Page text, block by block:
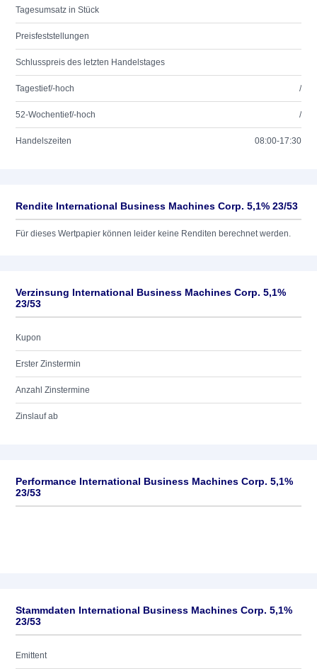
Tagesumsatz in Stück
Preisfeststellungen
Schlusspreis des letzten Handelstages
Tagestief/-hoch /
52-Wochentief/-hoch /
Handelszeiten 08:00-17:30
Rendite International Business Machines Corp. 5,1% 23/53
Für dieses Wertpapier können leider keine Renditen berechnet werden.
Verzinsung International Business Machines Corp. 5,1%
23/53
Kupon
Erster Zinstermin
Anzahl Zinstermine
Zinslauf ab
Performance International Business Machines Corp. 5,1%
23/53
Stammdaten International Business Machines Corp. 5,1%
23/53
Emittent